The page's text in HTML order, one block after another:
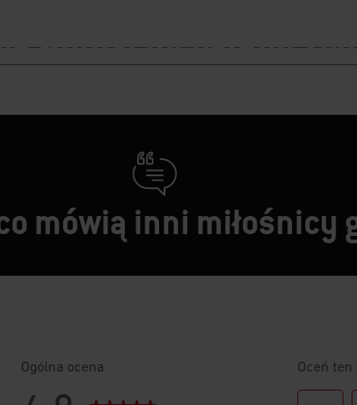
wprost
mówią inni miłośnicy